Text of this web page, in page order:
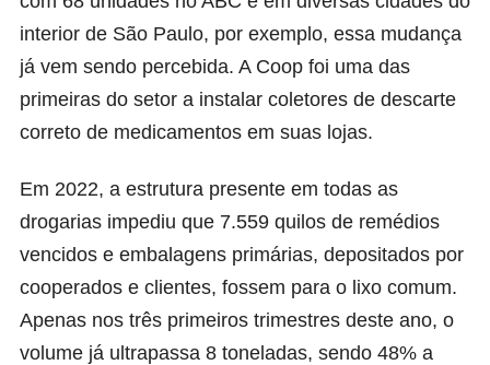
interior de São Paulo, por exemplo, essa mudança
já vem sendo percebida. A Coop foi uma das
primeiras do setor a instalar coletores de descarte
correto de medicamentos em suas lojas.
Em 2022, a estrutura presente em todas as
drogarias impediu que 7.559 quilos de remédios
vencidos e embalagens primárias, depositados por
cooperados e clientes, fossem para o lixo comum.
Apenas nos três primeiros trimestres deste ano, o
volume já ultrapassa 8 toneladas, sendo 48% a